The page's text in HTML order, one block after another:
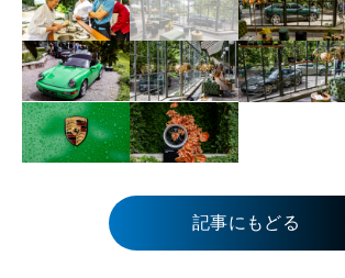
記事にもどる